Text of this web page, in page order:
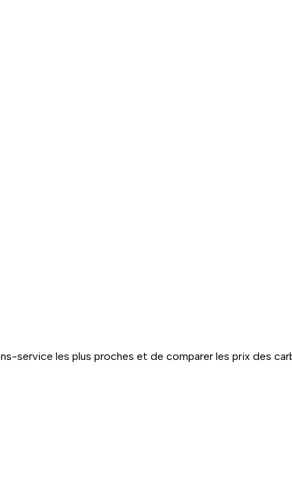
les plus proches et de comparer les prix des